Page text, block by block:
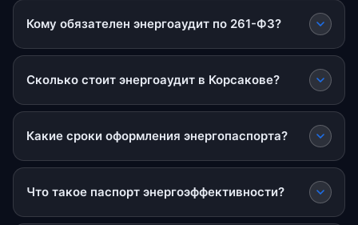
Кому обязателен энергоаудит по 261-ФЗ?
Сколько стоит энергоаудит в Корсакове?
Какие сроки оформления энергопаспорта?
Что такое паспорт энергоэффективности?